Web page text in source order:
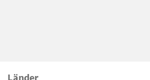
Länder